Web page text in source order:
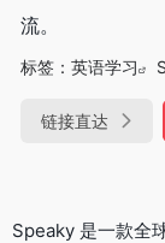
流。
标签： 英语学习
链接直达
Speaky 是一款全